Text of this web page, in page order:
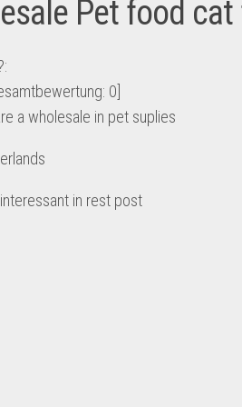
Pet food
0
a wholesale in pet suplies
in rest post